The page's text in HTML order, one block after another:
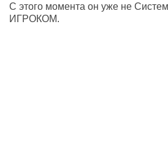
С этого момента он уже не
ИГРОКОМ.